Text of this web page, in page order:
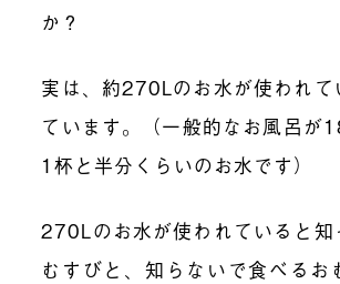
か？
実は、約270Lのお水が使われて
ています。（一般的なお風呂が
1杯と半分くらいのお水です）
270Lのお水が使われていると知
むすびと、知らないで食べるお